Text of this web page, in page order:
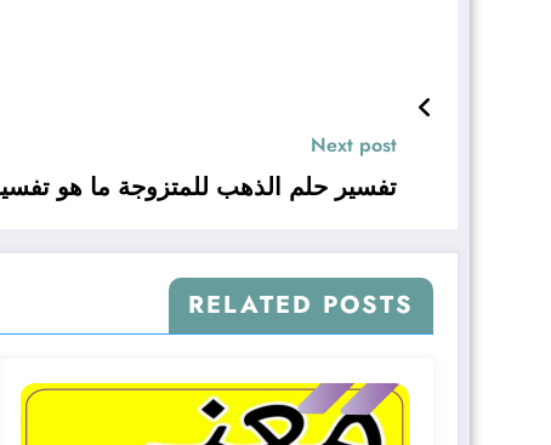
Next post
تفسير حلم الذهب للمتزوجة ما هو
RELATED POSTS